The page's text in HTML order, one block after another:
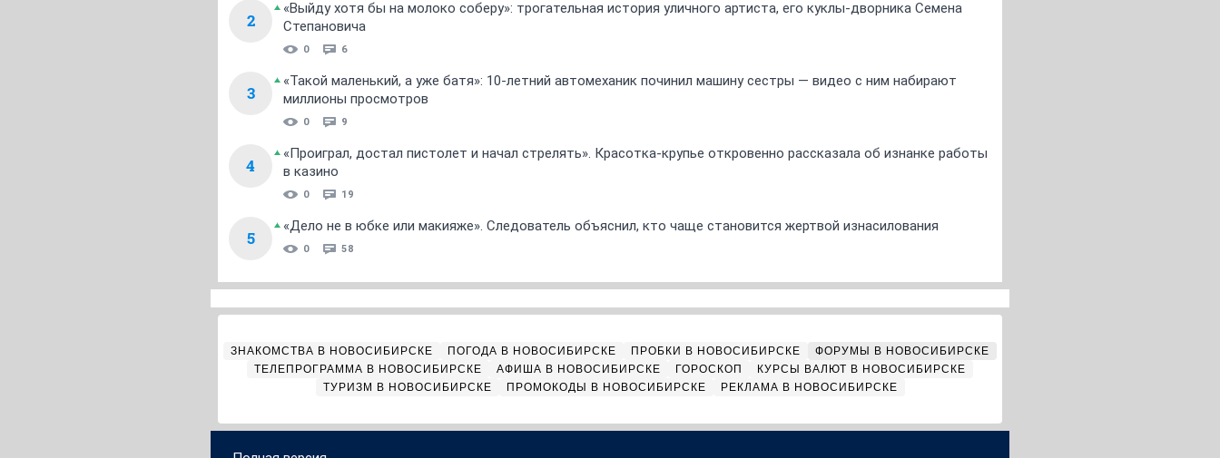
2
«Выйду хотя бы на молоко соберу»: трогательная история уличного артиста, его куклы-дворника Семена
Степановича
0 6
3
«Такой маленький, а уже батя»: 10-летний автомеханик починил машину сестры — видео с ним набирают
миллионы просмотров
0 9
4
«Проиграл, достал пистолет и начал стрелять». Красотка-крупье откровенно рассказала об изнанке работы
в казино
0 19
5
«Дело не в юбке или макияже». Следователь объяснил, кто чаще становится жертвой изнасилования
0 58
ЗНАКОМСТВА В НОВОСИБИРСКЕ ПОГОДА В НОВОСИБИРСКЕ ПРОБКИ В НОВОСИБИРСКЕ
ФОРУМЫ В НОВОСИБИРСКЕ
ТЕЛЕПРОГРАММА В НОВОСИБИРСКЕ
АФИША В НОВОСИБИРСКЕ ГОРОСКОП
КУРСЫ ВАЛЮТ В НОВОСИБИРСКЕ
ТУРИЗМ В НОВОСИБИРСКЕ
ПРОМОКОДЫ В НОВОСИБИРСКЕ РЕКЛАМА В НОВОСИБИРСКЕ